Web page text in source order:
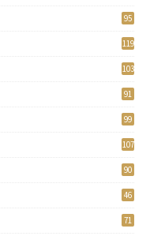
95
119
103
91
99
107
90
46
71